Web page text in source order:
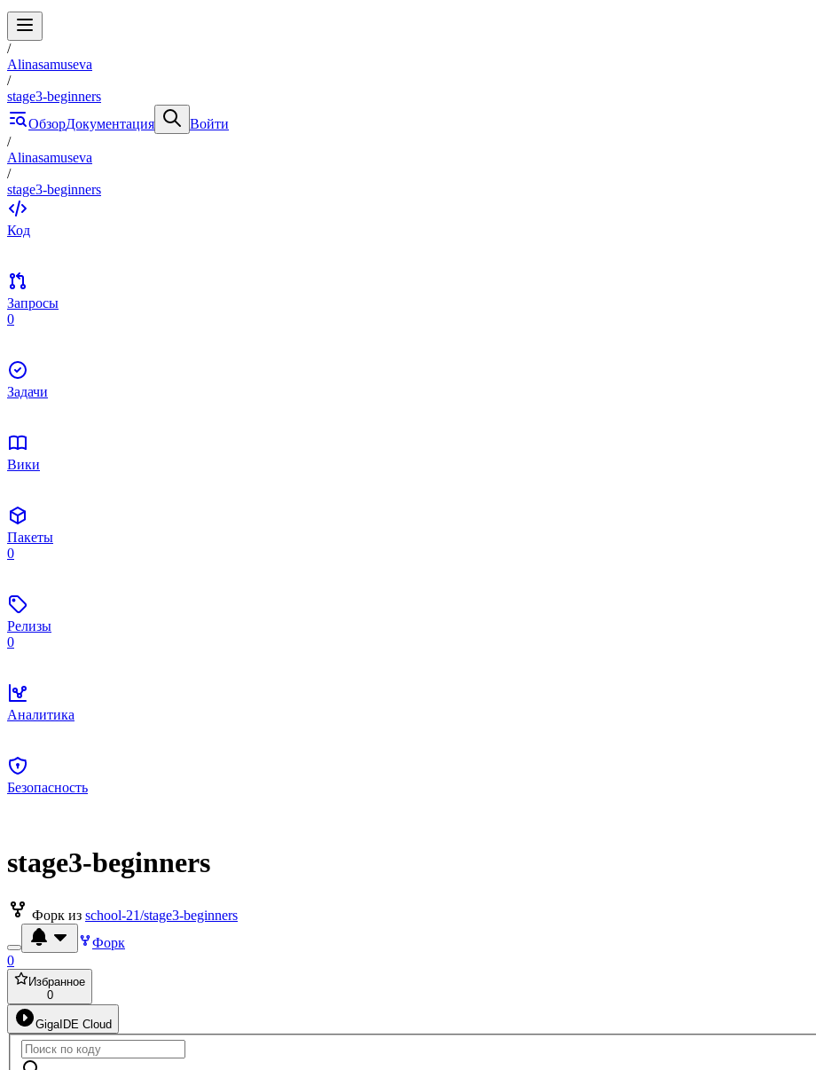
/
Alinasamuseva
/
stage3-beginners
ОбзорДокументация
Войти
/
Alinasamuseva
/
stage3-beginners
Код
Запросы
0
Задачи
Вики
Пакеты
0
Релизы
0
Аналитика
Безопасность
stage3-beginners
Форк из school-21/stage3-beginners
Форк
0
Избранное
0
GigaIDE Cloud